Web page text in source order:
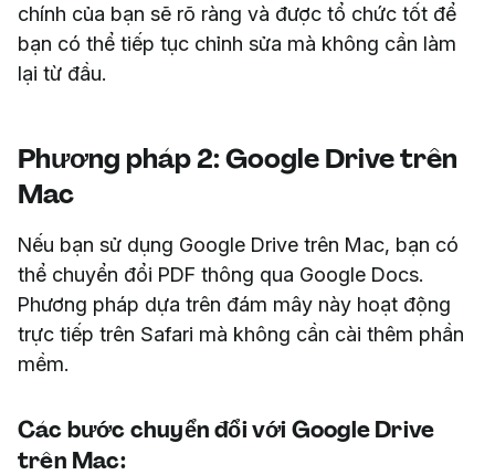
chính của bạn sẽ rõ ràng và được tổ chức tốt để
bạn có thể tiếp tục chỉnh sửa mà không cần làm
lại từ đầu.
Phương pháp 2: Google Drive trên
Mac
Nếu bạn sử dụng Google Drive trên Mac, bạn có
thể chuyển đổi PDF thông qua Google Docs.
Phương pháp dựa trên đám mây này hoạt động
trực tiếp trên Safari mà không cần cài thêm phần
mềm.
Các bước chuyển đổi với Google Drive
trên Mac: